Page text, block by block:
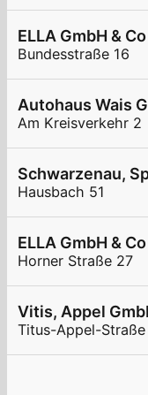
ELLA GmbH &
Bundesstraße 16
Autohaus Wais
Am Kreisverkehr 2
Schwarzenau,
Hausbach 51
ELLA GmbH &
Horner Straße 27
Vitis, Appel
Titus-Appel-Straße